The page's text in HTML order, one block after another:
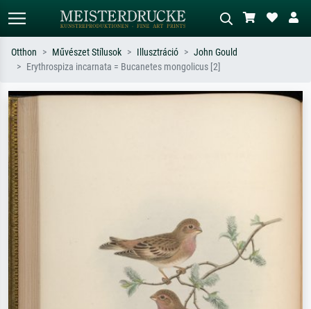
Keressen művész, műcím vagy stílus
Otthon Művészet Stílusok Illusztráció
John Gould
Erythrospiza incarnata = Bucanetes mongolicus [2]